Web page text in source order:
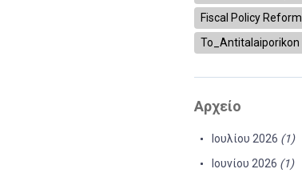
Fiscal Policy Reform
To_Antitalaiporikon
Αρχείο
Ιουλίου 2026 (1)
Ιουνίου 2026 (1)